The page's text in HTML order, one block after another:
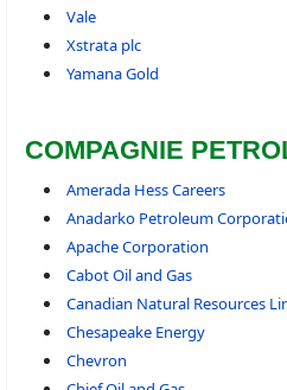
Vale
Xstrata plc
Yamana Gold
COMPAGNIE
Amerada Hess Careers
Anadarko Petroleum
Apache Corporation
Cabot Oil and Gas
Canadian Natural Resources
Chesapeake Energy
Chevron